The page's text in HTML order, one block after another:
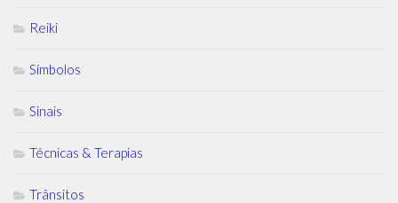
Reiki
Símbolos
Sinais
Técnicas & Terapias
Trânsitos